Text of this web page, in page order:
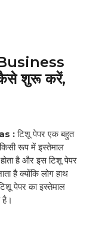
कैसे शुरू करें,
:टिशू पेपर एक बहुत
रूप में इस्तेमाल
है और इस टिशू पेपर
है क्योंकि लोग हाथ
पेपर का इस्तेमाल